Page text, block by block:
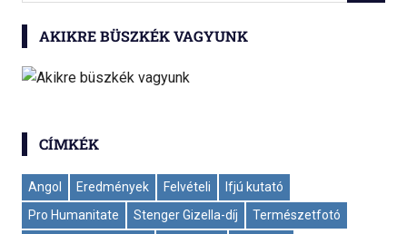
AKIKRE BÜSZKÉK VAGYUNK
CÍMKÉK
Angol Eredmények Felvételi
Ifjú kutató
Pro Humanitate
Stenger Gizella-díj
Természetfotó